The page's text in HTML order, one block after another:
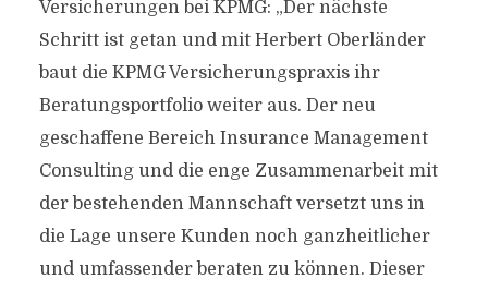
Versicherungen bei KPMG: „Der nächste
Schritt ist getan und mit Herbert Oberländer
baut die KPMG Versicherungspraxis ihr
Beratungsportfolio weiter aus. Der neu
geschaffene Bereich Insurance Management
Consulting und die enge Zusammenarbeit mit
der bestehenden Mannschaft versetzt uns in
die Lage unsere Kunden noch ganzheitlicher
und umfassender beraten zu können. Dieser